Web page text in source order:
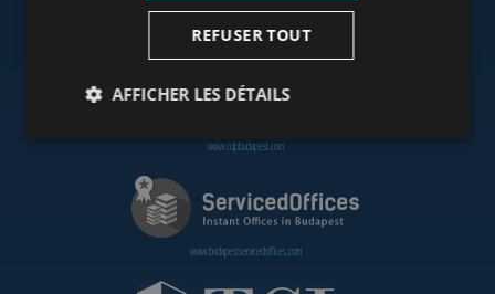
www.cdpbudapest.com
www.budapestservicedoffices.com
REFUSER TOUT
AFFICHER LES DÉTAILS